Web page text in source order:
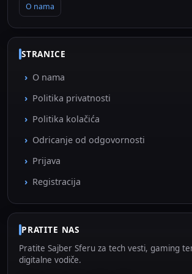
O nama
STRANICE
O nama
Politika privatnosti
Politika kolačića
Odricanje od odgovornosti
Prijava
Registracija
PRATITE NAS
Pratite Sajber Sferu za tech vesti, gaming
digitalne vodiče.